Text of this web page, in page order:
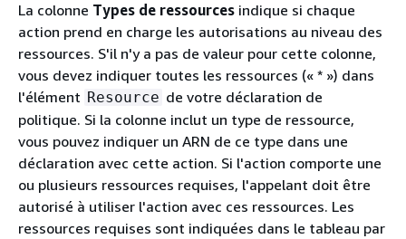
La colonne Types de ressources indique si chaque
action prend en charge les autorisations au niveau des
ressources. S'il n'y a pas de valeur pour cette colonne,
vous devez indiquer toutes les ressources (« * ») dans
l'élément Resource de votre déclaration de
politique. Si la colonne inclut un type de ressource,
vous pouvez indiquer un ARN de ce type dans une
déclaration avec cette action. Si l'action comporte une
ou plusieurs ressources requises, l'appelant doit être
autorisé à utiliser l'action avec ces ressources. Les
ressources requises sont indiquées dans le tableau par